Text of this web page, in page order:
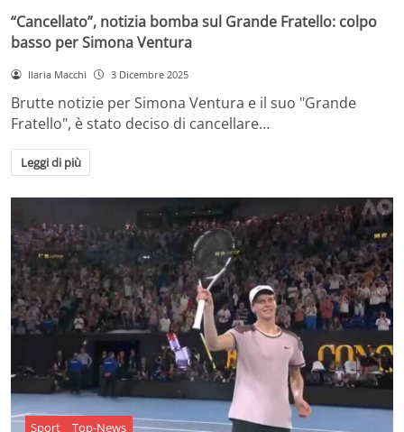
“Cancellato”, notizia bomba sul Grande Fratello: colpo
basso per Simona Ventura
Ilaria Macchi 3 Dicembre 2025
Brutte notizie per Simona Ventura e il suo "Grande
Fratello", è stato deciso di cancellare…
Leggi di più
Sport Top-News